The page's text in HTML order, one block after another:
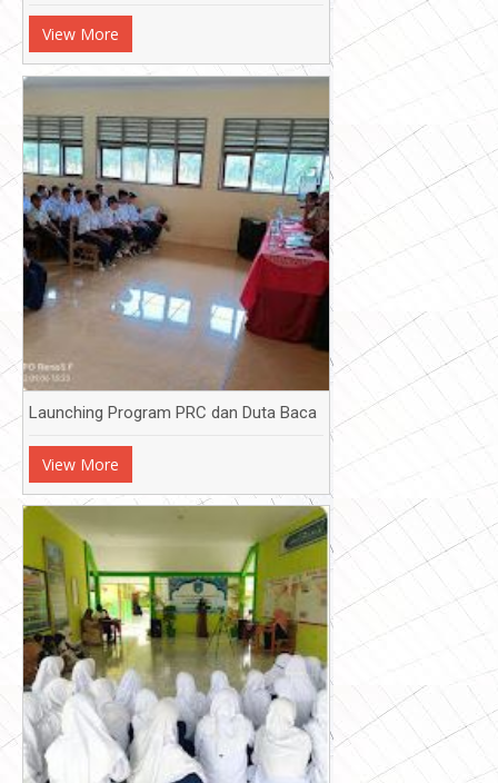
View More
Launching Program PRC dan Duta Baca
View More